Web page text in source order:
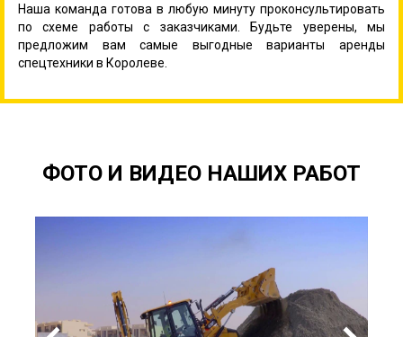
Наша команда готова в любую минуту проконсультировать
по схеме работы с заказчиками. Будьте уверены, мы
предложим вам самые выгодные варианты аренды
спецтехники в Королеве.
ФОТО И ВИДЕО НАШИХ РАБОТ